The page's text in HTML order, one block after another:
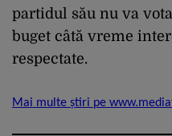
partidul său nu va
buget câtă vreme
respectate.
Mai multe știri pe